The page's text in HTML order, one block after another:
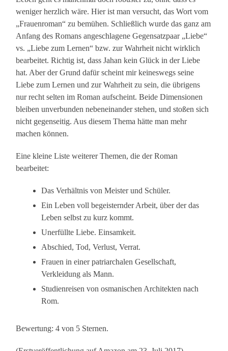
weniger herzlich wäre. Hier ist man versucht, das Wort vom
„Frauenroman“ zu bemühen. Schließlich wurde das ganz am
Anfang des Romans angeschlagene Gegensatzpaar „Liebe“
vs. „Liebe zum Lernen“ bzw. zur Wahrheit nicht wirklich
bearbeitet. Richtig ist, dass Jahan kein Glück in der Liebe
hat. Aber der Grund dafür scheint mir keineswegs seine
Liebe zum Lernen und zur Wahrheit zu sein, die übrigens
nur recht selten im Roman aufscheint. Beide Dimensionen
bleiben unverbunden nebeneinander stehen, und stoßen sich
nicht gegenseitig. Aus diesem Thema hätte man mehr
machen können.
Eine kleine Liste weiterer Themen, die der Roman
bearbeitet:
Das Verhältnis von Meister und Schüler.
Ein Leben voll begeisternder Arbeit, über der das
Leben selbst zu kurz kommt.
Unerfüllte Liebe. Einsamkeit.
Abschied, Tod, Verlust, Verrat.
Frauen in einer patriarchalen Gesellschaft,
Verkleidung als Mann.
Studienreisen von osmanischen Architekten nach
Rom.
Bewertung: 4 von 5 Sternen.